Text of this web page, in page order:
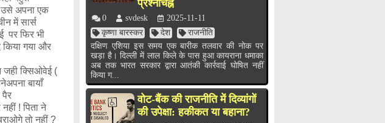
अपना एक
में सार्स
फिर भी
गया और
क्सिओवेई (
बायाँ
! पिता ने
तो नहीं ?
प्रश्नचिह्न
0 svdesk
2025-11-11
कृष्णा बारस्कर
देश
राजनीति
दक्षिण एशिया इस समय एक बारीक तलवार की नोक पर
खड़ा है। दिल्ली में लाल किले के पास हुआ कायराना धमाका
अब तक भारत सरकार द्वारा आतंकी कार्रवाई घोषित नहीं
किया ग...
वोट-बैंक की राजनीति में दिव्यांगों
की उपेक्षा: हकीकत या बहाना?